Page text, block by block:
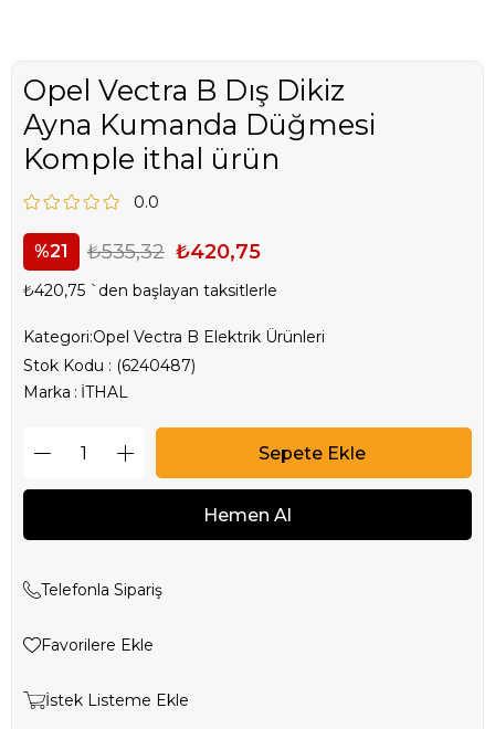
Opel Vectra B Dış Dikiz
Ayna Kumanda Düğmesi
Komple ithal ürün
0.0
21 ₺535,32 ₺420,75
₺420,75 `den başlayan taksitlerle
Kategori:Opel Vectra B Elektrik Ürünleri
Stok Kodu
(6240487)
Marka : İTHAL
Telefonla Sipariş
Favorilere Ekle
İstek Listeme Ekle